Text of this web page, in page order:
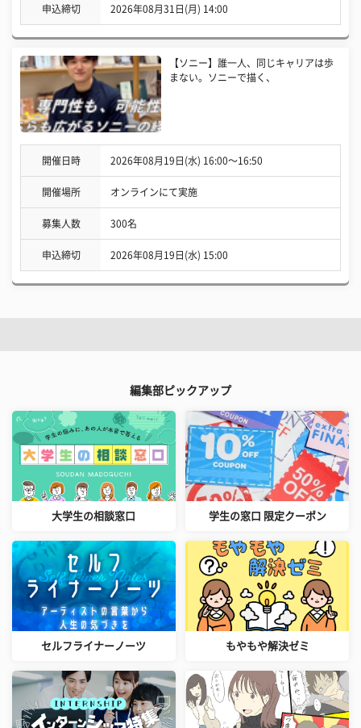
申込締切 2026年08月31日(月) 14:00
【ソニー】誰一人、同じキャリアは歩
まない。ソニーで描く、
開催日時 2026年08月19日(水) 16:00〜16:50
開催場所 オンラインにて実施
募集人数 300名
申込締切 2026年08月19日(水) 15:00
編集部ピックアップ
大学生の相談窓口 学生の窓口 限定クーポン
セルフライナーノーツ もやもや解決ゼミ